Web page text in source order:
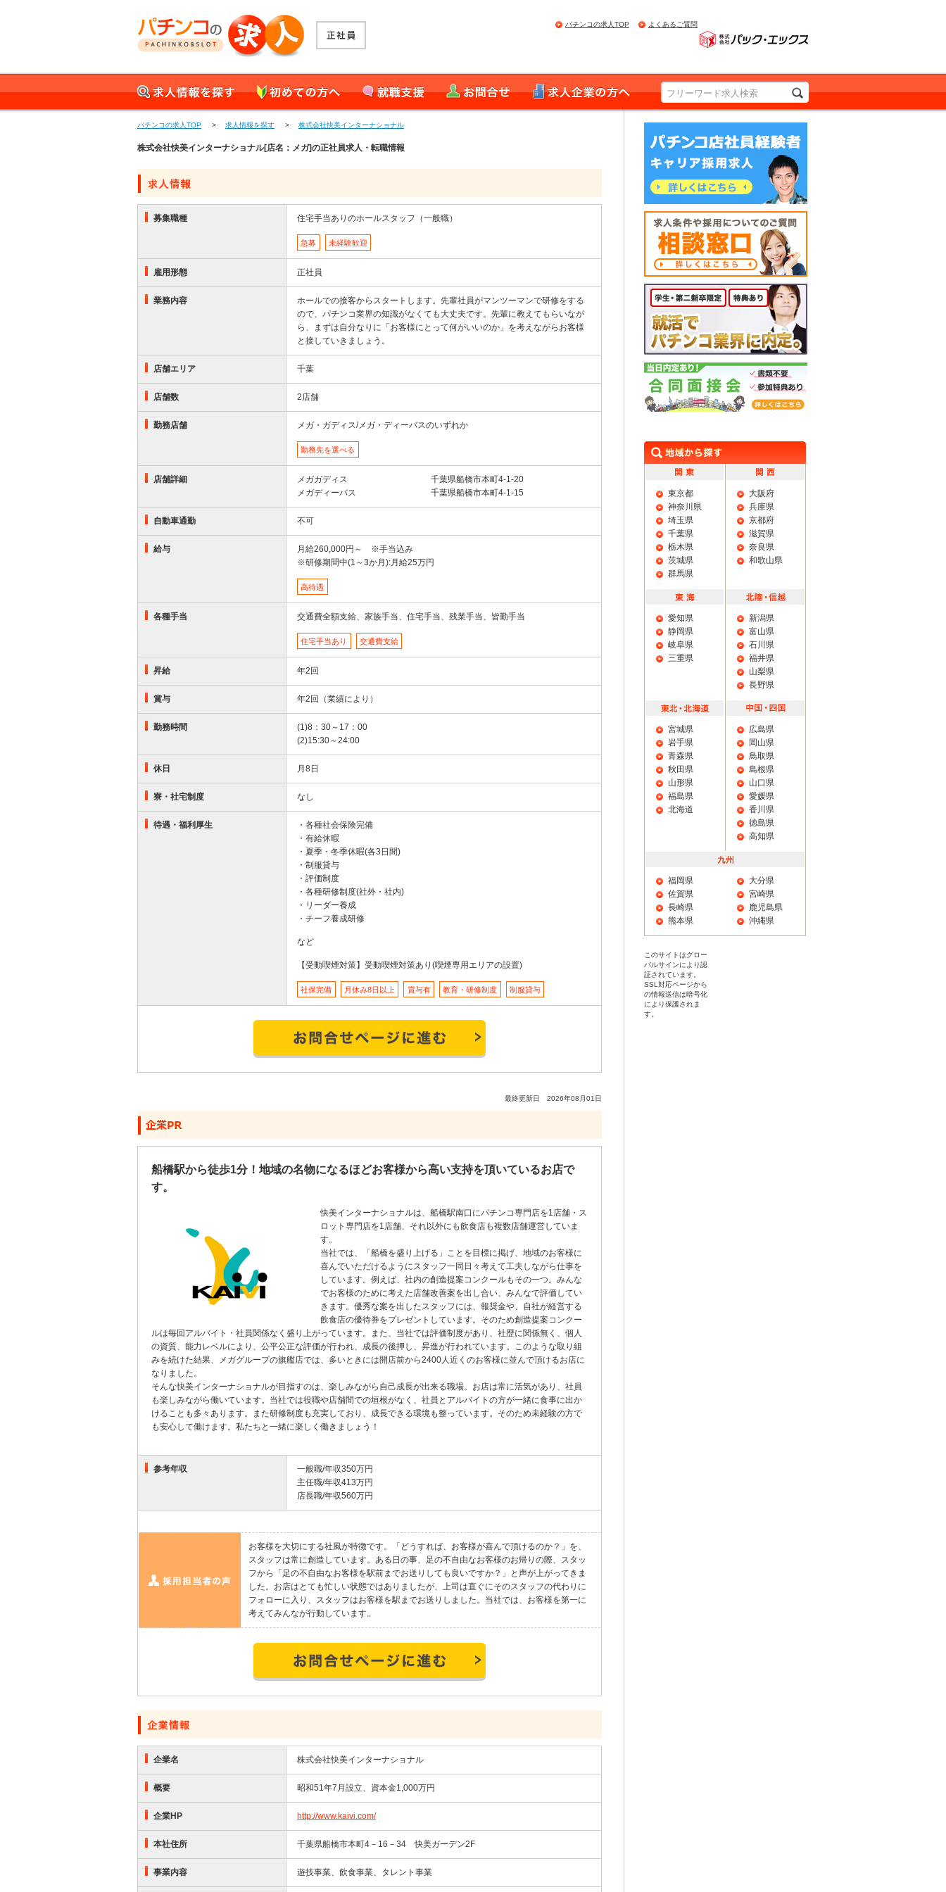
パチンコの求人TOP よくあるご質問
パチンコの求人TOP > 求人情報を探す > 株式会社快美インターナショナル
株式会社快美インターナショナル[店名：メガ]の正社員求人・転職情報
募集職種 住宅手当ありのホールスタッフ（一般職）
急募 未経験歓迎
雇用形態 正社員
業務内容
ホールでの接客からスタートします。先輩社員がマンツーマンで研修をする
ので、パチンコ業界の知識がなくても大丈夫です。先輩に教えてもらいなが
ら、まずは自分なりに「お客様にとって何がいいのか」を考えながらお客様
と接していきましょう。
店舗エリア 千葉
店舗数 2店舗
勤務店舗 メガ・ガディス/メガ・ディーバスのいずれか
勤務先を選べる
店舗詳細 メガガディス
千葉県船橋市本町4-1-20
メガディーバス
千葉県船橋市本町4-1-15
自動車通勤 不可
給与
月給260,000円～ ※手当込み
※研修期間中(1～3か月):月給25万円
高待遇
各種手当 交通費全額支給、家族手当、住宅手当、残業手当、皆勤手当
住宅手当あり 交通費支給
昇給 年2回
賞与 年2回（業績により）
勤務時間
(1)8：30～17：00
(2)15:30～24:00
休日 月8日
寮・社宅制度 なし
待遇・福利厚生
・各種社会保険完備
・有給休暇
・夏季・冬季休暇(各3日間)
・制服貸与
・評価制度
・各種研修制度(社外・社内)
・リーダー養成
・チーフ養成研修
など
【受動喫煙対策】受動喫煙対策あり(喫煙専用エリアの設置)
社保完備 月休み8日以上 賞与有 教育・研修制度 制服貸与
最終更新日 2026年08月01日
船橋駅から徒歩1分！地域の名物になるほどお客様から高い支持を頂いているお店で
す。
快美インターナショナルは、船橋駅南口にパチンコ専門店を1店舗・ス
ロット専門店を1店舗、それ以外にも飲食店も複数店舗運営していま
す。
当社では、「船橋を盛り上げる」ことを目標に掲げ、地域のお客様に
喜んでいただけるようにスタッフ一同日々考えて工夫しながら仕事を
しています。例えば、社内の創造提案コンクールもその一つ。みんな
でお客様のために考えた店舗改善案を出し合い、みんなで評価してい
きます。優秀な案を出したスタッフには、報奨金や、自社が経営する
飲食店の優待券をプレゼントしています。そのため創造提案コンクー
ルは毎回アルバイト・社員関係なく盛り上がっています。また、当社では評価制度があり、社歴に関係無く、個人
の資質、能力レベルにより、公平公正な評価が行われ、成長の後押し、昇進が行われています。このような取り組
みを続けた結果、メガグループの旗艦店では、多いときには開店前から2400人近くのお客様に並んで頂けるお店に
なりました。
そんな快美インターナショナルが目指すのは、楽しみながら自己成長が出来る職場。お店は常に活気があり、社員
も楽しみながら働いています。当社では役職や店舗間での垣根がなく、社員とアルバイトの方が一緒に食事に出か
けることも多々あります。また研修制度も充実しており、成長できる環境も整っています。そのため未経験の方で
も安心して働けます。私たちと一緒に楽しく働きましょう！
参考年収
一般職/年収350万円
主任職/年収413万円
店長職/年収560万円
お客様を大切にする社風が特徴です。「どうすれば、お客様が喜んで頂けるのか？」を、
スタッフは常に創造しています。ある日の事、足の不自由なお客様のお帰りの際、スタッ
フから「足の不自由なお客様を駅前までお送りしても良いですか？」と声が上がってきま
した。お店はとても忙しい状態ではありましたが、上司は直ぐにそのスタッフの代わりに
フォローに入り、スタッフはお客様を駅までお送りしました。当社では、お客様を第一に
考えてみんなが行動しています。
企業名 株式会社快美インターナショナル
概要 昭和51年7月設立、資本金1,000万円
企業HP http://www.kaivi.com/
本社住所 千葉県船橋市本町4－16－34 快美ガーデン2F
事業内容 遊技事業、飲食事業、タレント事業
パチンコ店社員経験者の方 詳しくはこちら
求人条件や採用についてのご質問 相談窓口
詳しくはこちら
学生限定 特典あり 就活でパチンコ業界に
内定。
東京都
神奈川県
埼玉県
千葉県
栃木県
茨城県
群馬県
大阪府
兵庫県
京都府
滋賀県
奈良県
和歌山県
愛知県
静岡県
岐阜県
三重県
新潟県
富山県
石川県
福井県
山梨県
長野県
宮城県
岩手県
青森県
秋田県
山形県
福島県
北海道
広島県
岡山県
鳥取県
島根県
山口県
愛媛県
香川県
徳島県
高知県
福岡県
佐賀県
長崎県
熊本県
大分県
宮崎県
鹿児島県
沖縄県
このサイトはグロー
バルサインにより認
証されています。
SSL対応ページから
の情報送信は暗号化
により保護されま
す。